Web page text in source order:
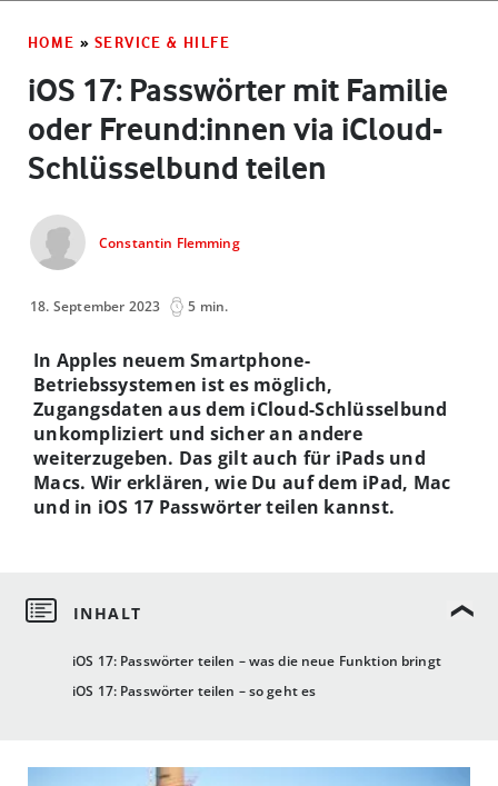
HOME » SERVICE & HILFE
iOS 17: Passwörter mit Familie
oder Freund:innen via iCloud-
Schlüsselbund teilen
Constantin Flemming
18. September 2023 5 min.
iOS 17: Passwörter teilen – was die neue Funktion bringt
iOS 17: Passwörter teilen – so geht es
In Apples neuem Smartphone-
Betriebssystemen ist es möglich,
Zugangsdaten aus dem iCloud-Schlüsselbund
unkompliziert und sicher an andere
weiterzugeben. Das gilt auch für iPads und
Macs. Wir erklären, wie Du auf dem iPad, Mac
und in iOS 17 Passwörter teilen kannst.